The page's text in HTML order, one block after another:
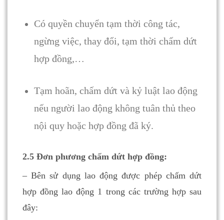
Có quyền chuyển tạm thời công tác,
ngừng việc, thay đổi, tạm thời chấm dứt
hợp đồng,…
Tạm hoãn, chấm dứt và kỷ luật lao động
nếu người lao động không tuân thủ theo
nội quy hoặc hợp đồng đã ký.
2.5 Đơn phương chấm dứt hợp đồng:
– Bên sử dụng lao động được phép chấm dứt
hợp đồng lao động 1 trong các trường hợp sau
đây: